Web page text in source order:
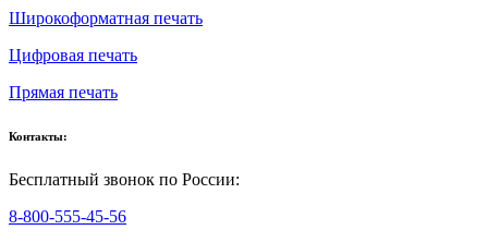
Широкоформатная печать
Цифровая печать
Прямая печать
Контакты:
Бесплатный звонок по России:
8-800-555-45-56